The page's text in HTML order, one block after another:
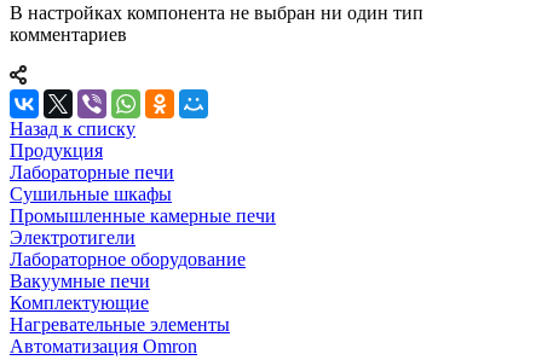
В настройках компонента не выбран ни один тип
комментариев
Назад к списку
Продукция
Лабораторные печи
Сушильные шкафы
Промышленные камерные печи
Электротигели
Лабораторное оборудование
Вакуумные печи
Комплектующие
Нагревательные элементы
Автоматизация Omron